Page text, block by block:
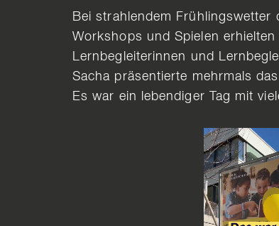
Bei strahlendem
Workshops und Spielen
Lernbegleiterinnen und
Sacha präsentierte mehrmals
Es war ein lebendiger Tag mit